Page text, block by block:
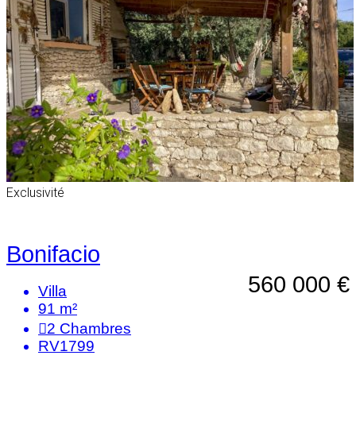
Exclusivité
Bonifacio
560 000 €
Villa
91 m²
2 Chambres
RV1799